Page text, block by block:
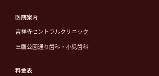
医院案内
吉祥寺セントラルクリニック
三鷹公園通り歯科・小児歯科
料金表